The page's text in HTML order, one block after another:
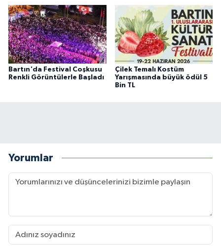
Bartın'da Festival Coşkusu
Renkli Görüntülerle Başladı
Çilek Temalı Kostüm
Yarışmasında büyük ödül 5
Bin TL
Yorumlar